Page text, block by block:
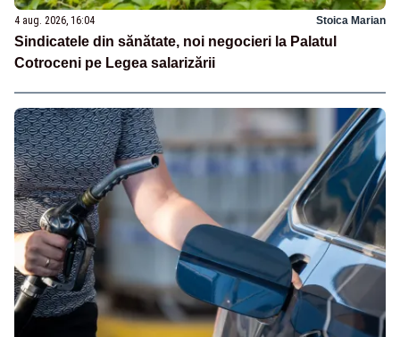
4 aug. 2026, 16:04 Stoica Marian
Sindicatele din sănătate, noi negocieri la Palatul
Cotroceni pe Legea salarizării